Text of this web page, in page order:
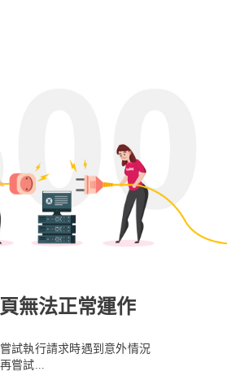
無法正常運作
試執行請求時遇到意外情況
嘗試...